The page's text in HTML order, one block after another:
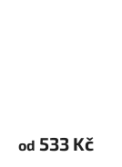
od 533 Kč